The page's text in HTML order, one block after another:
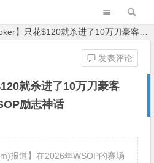
只花$120就杀进了10万刀豪客赛？无名玩家上演WSOP励志神话
就杀进了10万刀豪客
励志神话
发表评论
报道】在2026年WSOP的赛场